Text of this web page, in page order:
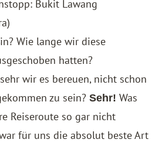
Bukit Lawang
Wie lange wir diese
hatten?
wir es bereuen, nicht schon
zu sein? Sehr! Was
Reiseroute so gar nicht
für uns die absolut beste Art